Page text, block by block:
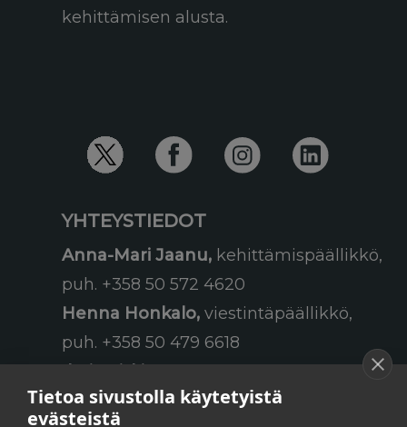
kehittämisen alusta.
YHTEYSTIEDOT
Anna-Mari Jaanu, kehittämispäällikkö,
puh. +358 50 572 4620
Henna Honkalo, viestintäpäällikkö,
puh. +358 50 479 6618
tapahtumakoordinaattori,
Tietoa sivustolla käytetyistä
evästeistä